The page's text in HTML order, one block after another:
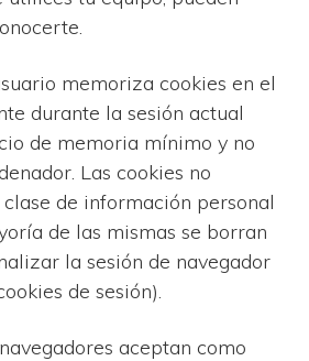
memoriza cookies en el
durante la sesión actual
de memoria mínimo y no
Las cookies no
de información personal
de las mismas se borran
la sesión de navegador
de sesión).
aceptan como